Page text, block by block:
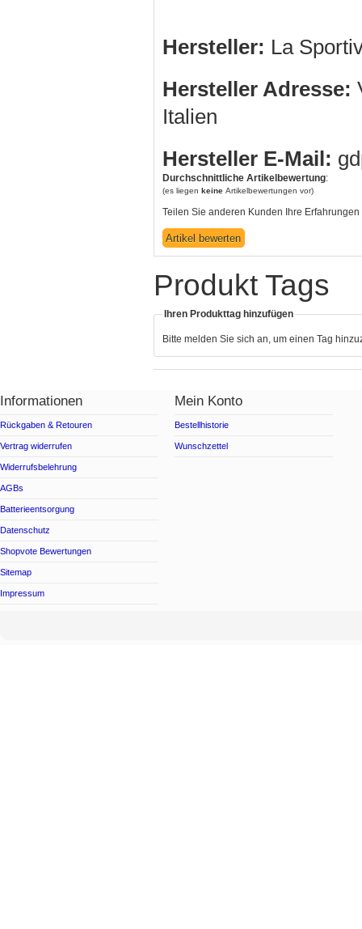
Hersteller: La
Hersteller Adresse:
Italien
Hersteller E-Mail:
Durchschnittliche Artikelbewertung:
(es liegen keine Artikelbewertungen vor)
Teilen Sie anderen Kunden Ihre Erfahrungen
Produkt Tags
Ihren Produkttag hinzufügen
Bitte melden Sie sich an, um einen Tag
Informationen
Rückgaben & Retouren
Vertrag widerrufen
Widerrufsbelehrung
AGBs
Batterieentsorgung
Datenschutz
Shopvote Bewertungen
Sitemap
Impressum
Mein Konto
Bestellhistorie
Wunschzettel